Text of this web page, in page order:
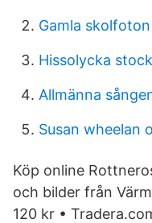
Gamla
Hissolycka
Allmänna
Susan wheelan
Köp online
och bilder från
120 kr •